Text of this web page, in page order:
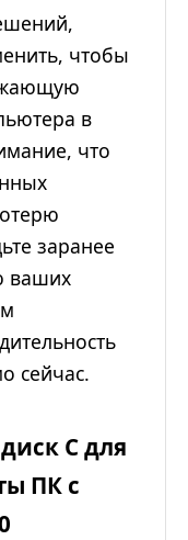
чтобы
в
что
заранее
ваших
сейчас.
C для
ПК с